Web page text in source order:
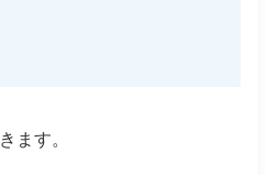
ます。